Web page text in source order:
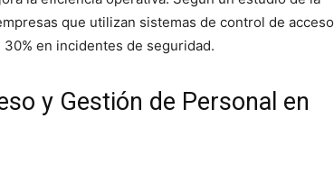
que utilizan sistemas de control de acceso
en incidentes de seguridad.
y Gestión de Personal en